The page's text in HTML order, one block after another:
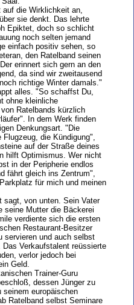
auf die Wirklichkeit an,
sie denkt. Das lehrte
Epiktet, doch so schlicht
noch selten jemand
einfach positiv sehen, so
den Ratelband seinen
erinnert sich gern an den
da sind wir zweitausend
richtige Winter damals."
alles. "So schaffst Du,
ohne kleinliche
Ratelbands kürzlich
In dem Werk finden
Denkungsart. "Die
die Kündigung",
auf der Straße deines
hilft Optimismus. Wer nicht
in der Peripherie endlos
fährt gleich ins Zentrum",
für mich und meinen
sagt, von unten. Sein Vater
seine Mutter die Bäckerei
verdiente sich die ersten
Restaurant-Besitzer
servieren und auch selbst
Verkaufstalent reüssierte
verlor jedoch bei
Geld.
Trainer-Guru
dessen Jünger zu
seinem europäischen
Ratelband selbst Seminare